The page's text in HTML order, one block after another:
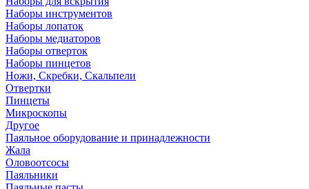
Наборы инструментов
Наборы лопаток
Наборы медиаторов
Наборы отверток
Наборы пинцетов
Ножи, Скребки, Скальпели
Отвертки
Пинцеты
Микроскопы
Другое
Паяльное оборудование и принадлежности
Жала
Оловоотсосы
Паяльники